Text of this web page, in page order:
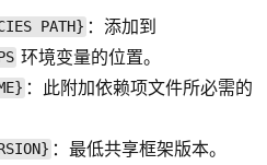
PATH} ：添加到
环境变量的位置。
：此附加依赖项文件所必需的
：最低共享框架版本。